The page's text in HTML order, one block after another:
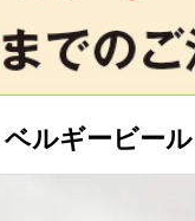
ルギービー